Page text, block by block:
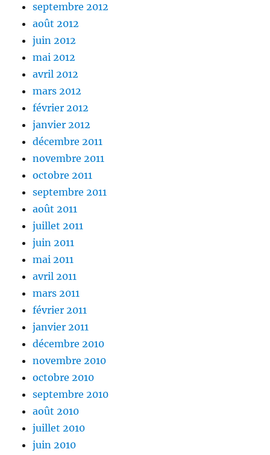
septembre 2012
août 2012
juin 2012
mai 2012
avril 2012
mars 2012
février 2012
janvier 2012
décembre 2011
novembre 2011
octobre 2011
septembre 2011
août 2011
juillet 2011
juin 2011
mai 2011
avril 2011
mars 2011
février 2011
janvier 2011
décembre 2010
novembre 2010
octobre 2010
septembre 2010
août 2010
juillet 2010
juin 2010